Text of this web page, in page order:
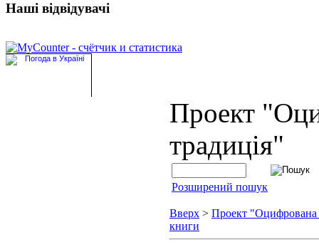
Наші відвідувачі
Проект
традиція"
Розширений пошук
Вверх > Проект
книги